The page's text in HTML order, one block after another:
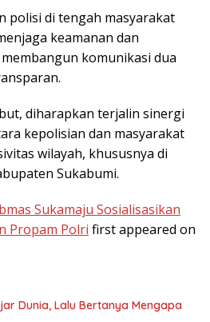
polisi di tengah masyarakat
keamanan dan
komunikasi dua
diharapkan terjalin sinergi
kepolisian dan masyarakat
wilayah, khususnya di
Sukabumi.
Sukamaju Sosialisasikan
Propam Polri first appeared on
Dunia, Lalu Bertanya Mengapa